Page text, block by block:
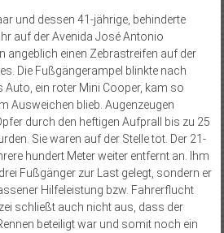
und dessen 41-jährige, behinderte
auf der Avenida José Antonio
angeblich einen Zebrastreifen auf der
Die Fußgängerampel blinkte nach
Auto, ein roter Mini Cooper, kam so
Ausweichen blieb. Augenzeugen
durch den heftigen Aufprall bis zu 25
Sie waren auf der Stelle tot. Der 21-
hundert Meter weiter entfernt an. Ihm
Fußgänger zur Last gelegt, sondern er
Hilfeleistung bzw. Fahrerflucht
schließt auch nicht aus, dass der
beteiligt war und somit noch ein